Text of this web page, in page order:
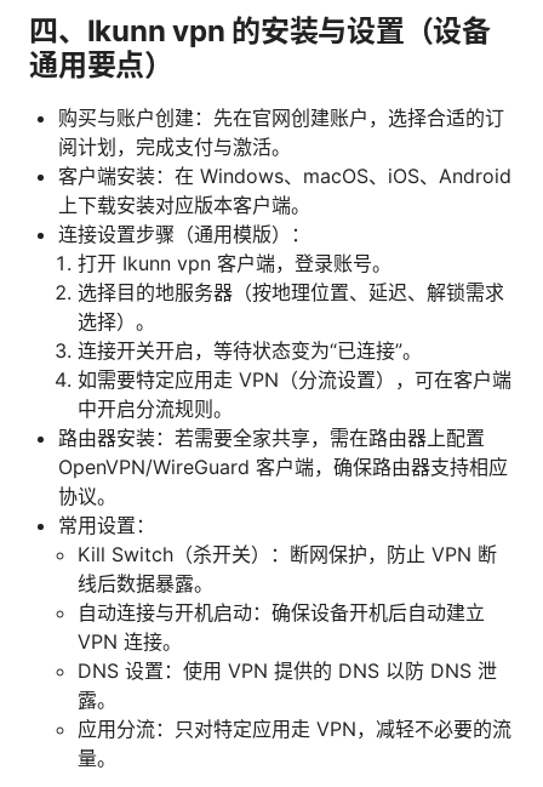
四、Ikunn vpn 的安装与设置（设备
通用要点）
购买与账户创建：先在官网创建账户，选择合适的订
阅计划，完成支付与激活。
客户端安装：在 Windows、macOS、iOS、Android
上下载安装对应版本客户端。
连接设置步骤（通用模版）：
打开 Ikunn vpn 客户端，登录账号。
选择目的地服务器（按地理位置、延迟、解锁需求
选择）。
连接开关开启，等待状态变为“已连接”。
如需要特定应用走 VPN（分流设置），可在客户端
中开启分流规则。
路由器安装：若需要全家共享，需在路由器上配置
OpenVPN/WireGuard 客户端，确保路由器支持相应
协议。
常用设置：
Kill Switch（杀开关）：断网保护，防止 VPN 断
线后数据暴露。
自动连接与开机启动：确保设备开机后自动建立
VPN 连接。
DNS 设置：使用 VPN 提供的 DNS 以防 DNS 泄
露。
应用分流：只对特定应用走 VPN，减轻不必要的流
量。